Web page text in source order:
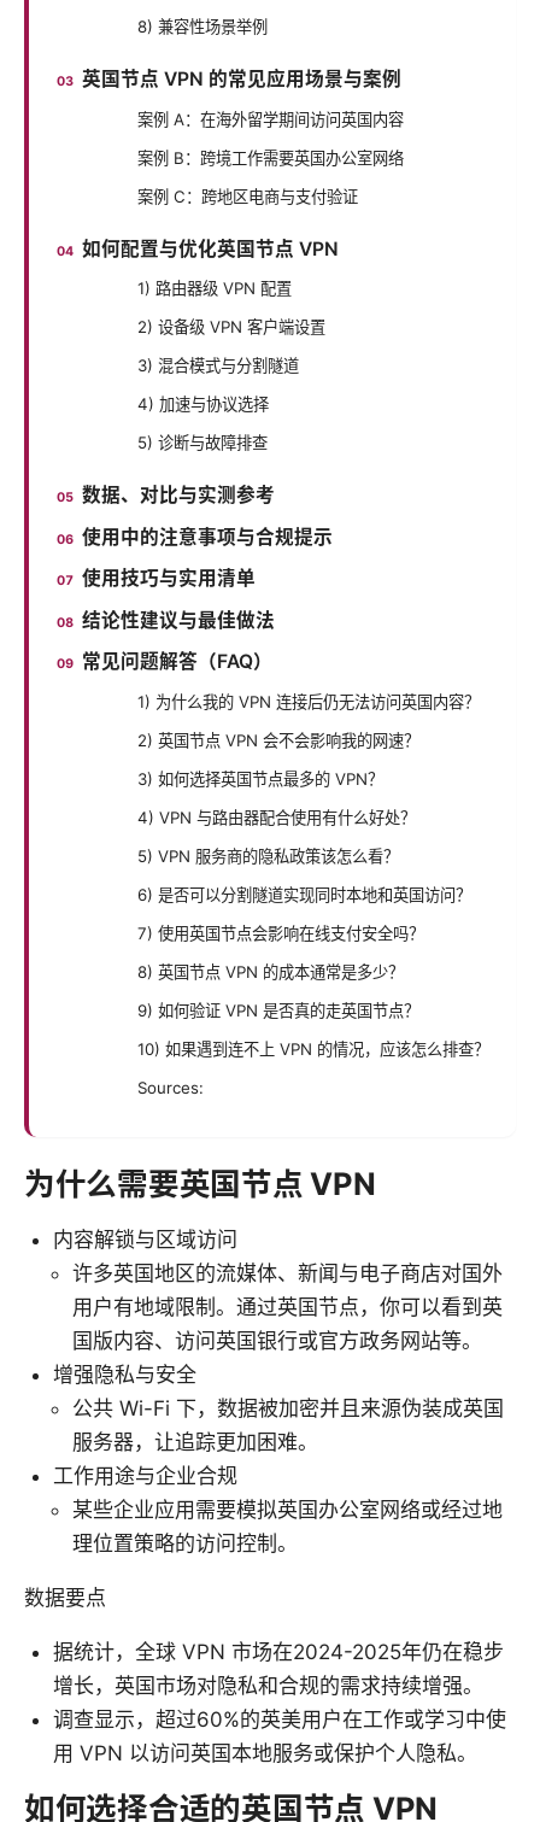
8) 兼容性场景举例
英国节点 VPN 的常见应用场景与案例
案例 A：在海外留学期间访问英国内容
案例 B：跨境工作需要英国办公室网络
案例 C：跨地区电商与支付验证
如何配置与优化英国节点 VPN
1) 路由器级 VPN 配置
2) 设备级 VPN 客户端设置
3) 混合模式与分割隧道
4) 加速与协议选择
5) 诊断与故障排查
数据、对比与实测参考
使用中的注意事项与合规提示
使用技巧与实用清单
结论性建议与最佳做法
常见问题解答（FAQ）
1) 为什么我的 VPN 连接后仍无法访问英国内容？
2) 英国节点 VPN 会不会影响我的网速？
3) 如何选择英国节点最多的 VPN？
4) VPN 与路由器配合使用有什么好处？
5) VPN 服务商的隐私政策该怎么看？
6) 是否可以分割隧道实现同时本地和英国访问？
7) 使用英国节点会影响在线支付安全吗？
8) 英国节点 VPN 的成本通常是多少？
9) 如何验证 VPN 是否真的走英国节点？
10) 如果遇到连不上 VPN 的情况，应该怎么排查？
Sources:
为什么需要英国节点 VPN
内容解锁与区域访问
许多英国地区的流媒体、新闻与电子商店对国外
用户有地域限制。通过英国节点，你可以看到英
国版内容、访问英国银行或官方政务网站等。
增强隐私与安全
公共 Wi-Fi 下，数据被加密并且来源伪装成英国
服务器，让追踪更加困难。
工作用途与企业合规
某些企业应用需要模拟英国办公室网络或经过地
理位置策略的访问控制。
数据要点
据统计，全球 VPN 市场在2024-2025年仍在稳步
增长，英国市场对隐私和合规的需求持续增强。
调查显示，超过60%的英美用户在工作或学习中使
用 VPN 以访问英国本地服务或保护个人隐私。
如何选择合适的英国节点 VPN